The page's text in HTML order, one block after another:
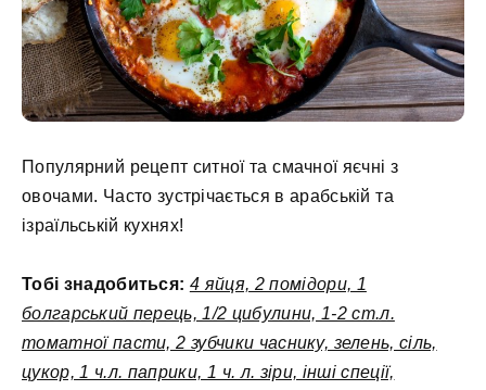
Популярний рецепт ситної та смачної яєчні з
овочами. Часто зустрічається в арабській та
ізраїльській кухнях!
Тобі знадобиться: 4 яйця, 2 помідори, 1
болгарський перець, 1/2 цибулини, 1-2 ст.л.
томатної пасти, 2 зубчики часнику, зелень, сіль,
цукор, 1 ч.л. паприки, 1 ч. л. зіри, інші спеції,